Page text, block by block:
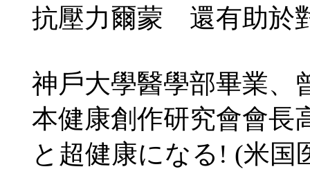
抗壓力爾蒙 還有助於
神戶大學醫學部畢業、
本健康創作研究會會長
と超健康になる! (米国